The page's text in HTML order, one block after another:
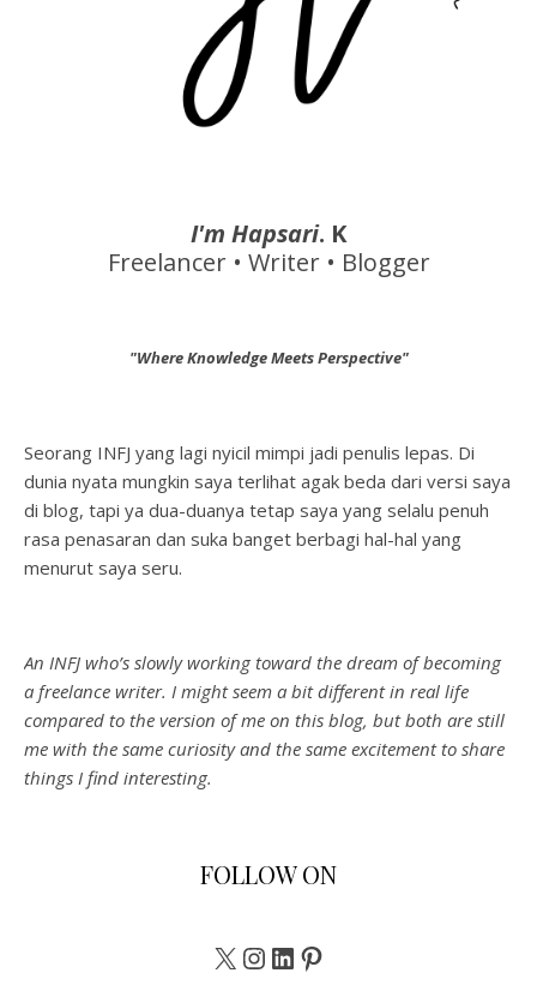
I'm Hapsari. K
Freelancer • Writer • Blogger
"Where Knowledge Meets Perspective"
Seorang INFJ yang lagi nyicil mimpi jadi penulis lepas. Di
dunia nyata mungkin saya terlihat agak beda dari versi saya
di blog, tapi ya dua-duanya tetap saya yang selalu penuh
rasa penasaran dan suka banget berbagi hal-hal yang
menurut saya seru.
An INFJ who’s slowly working toward the dream of becoming
a freelance writer. I might seem a bit different in real life
compared to the version of me on this blog, but both are still
me with the same curiosity and the same excitement to share
things I find interesting.
FOLLOW ON
X Instagram
LinkedInPinterest